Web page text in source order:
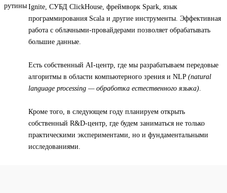
Ignite, СУБД ClickHouse, фреймворк Spark, язык
программирования Scala и другие инструменты. Эффективная
работа с облачными-провайдерами позволяет обрабатывать
большие данные.
Есть собственный AI-центр, где мы разрабатываем передовые
алгоритмы в области компьютерного зрения и NLP (natural
language processing — обработка естественного языка).
Кроме того, в следующем году планируем открыть
собственный R&D-центр, где будем заниматься не только
практическими экспериментами, но и фундаментальными
исследованиями.